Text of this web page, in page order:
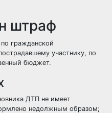
штраф
гражданской
участнику, по
бюджет.
ДТП не имеет
недолжным образом;